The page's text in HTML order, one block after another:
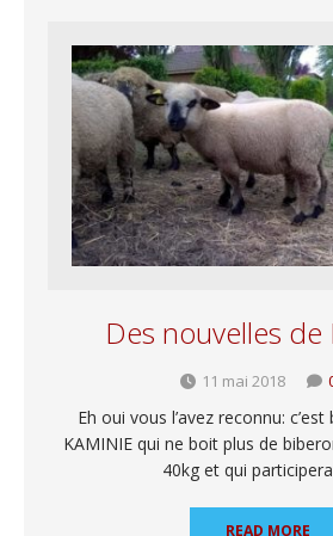
Des nouvelles de
11 mai 2018
Eh oui vous l’avez reconnu:
KAMINIE qui ne boit plus de
40kg et qui
READ MORE